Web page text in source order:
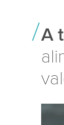
A